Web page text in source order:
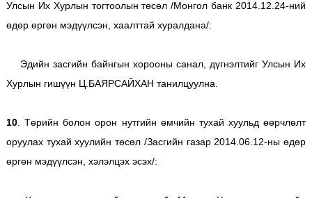
Улсын Их Хурлын тогтоолын төсөл /Монгол банк 2014.12.24-ний
өдөр өргөн мэдүүлсэн, хаалттай хуралдана/:
Эдийн засгийн байнгын хорооны санал, дүгнэлтийг Улсын Их
Хурлын гишүүн Ц.БАЯРСАЙХАН танилцуулна.
10. Төрийн болон орон нутгийн өмчийн тухай хуульд өөрчлөлт
оруулах тухай хуулийн төсөл /Засгийн газар 2014.06.12-ны өдөр
өргөн мэдүүлсэн, хэлэлцэх эсэх/: